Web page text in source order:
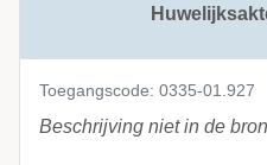
Toegangscode: 0335-01.927
Beschrijving niet in de